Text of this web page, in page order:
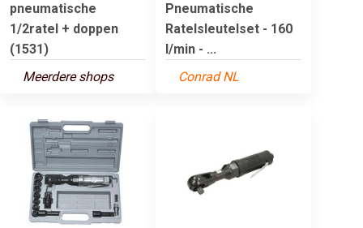
pneumatische
1/2ratel + doppen
(1531)
Meerdere shops
Pneumatische
Ratelsleutelset - 160
l/min - ...
Conrad NL